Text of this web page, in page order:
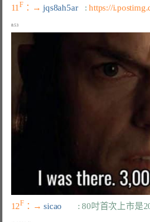
11F ：→ jqs8ah5ar : https://
8:53
12F ：→ sicao : 80吋首次上市是